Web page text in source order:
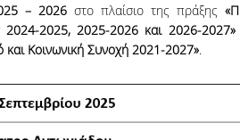
– 2026 στο πλαίσιο της πράξης «
2024-2025, 2025-2026 και 2026-2027»
Κοινωνική Συνοχή 2021-2027».